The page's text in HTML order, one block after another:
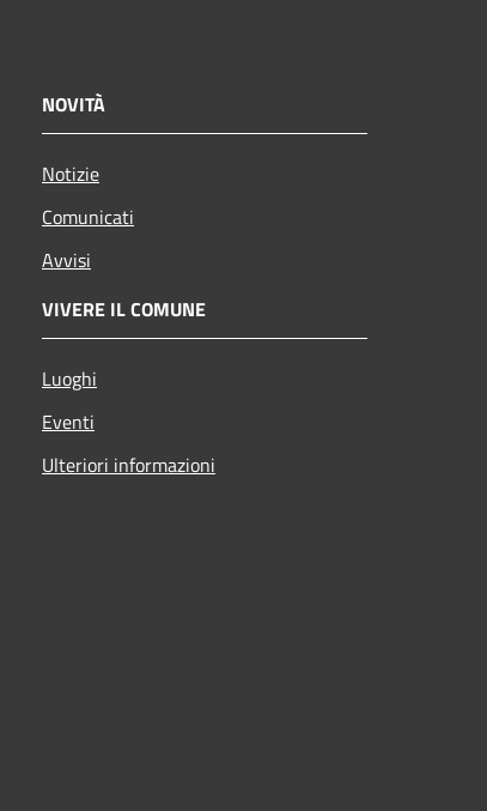
NOVITÀ
Notizie
Comunicati
Avvisi
VIVERE IL COMUNE
Luoghi
Eventi
Ulteriori informazioni